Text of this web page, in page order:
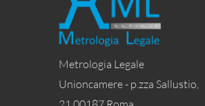
Metrologia Legale
Unioncamere - p.zza Sallustio,